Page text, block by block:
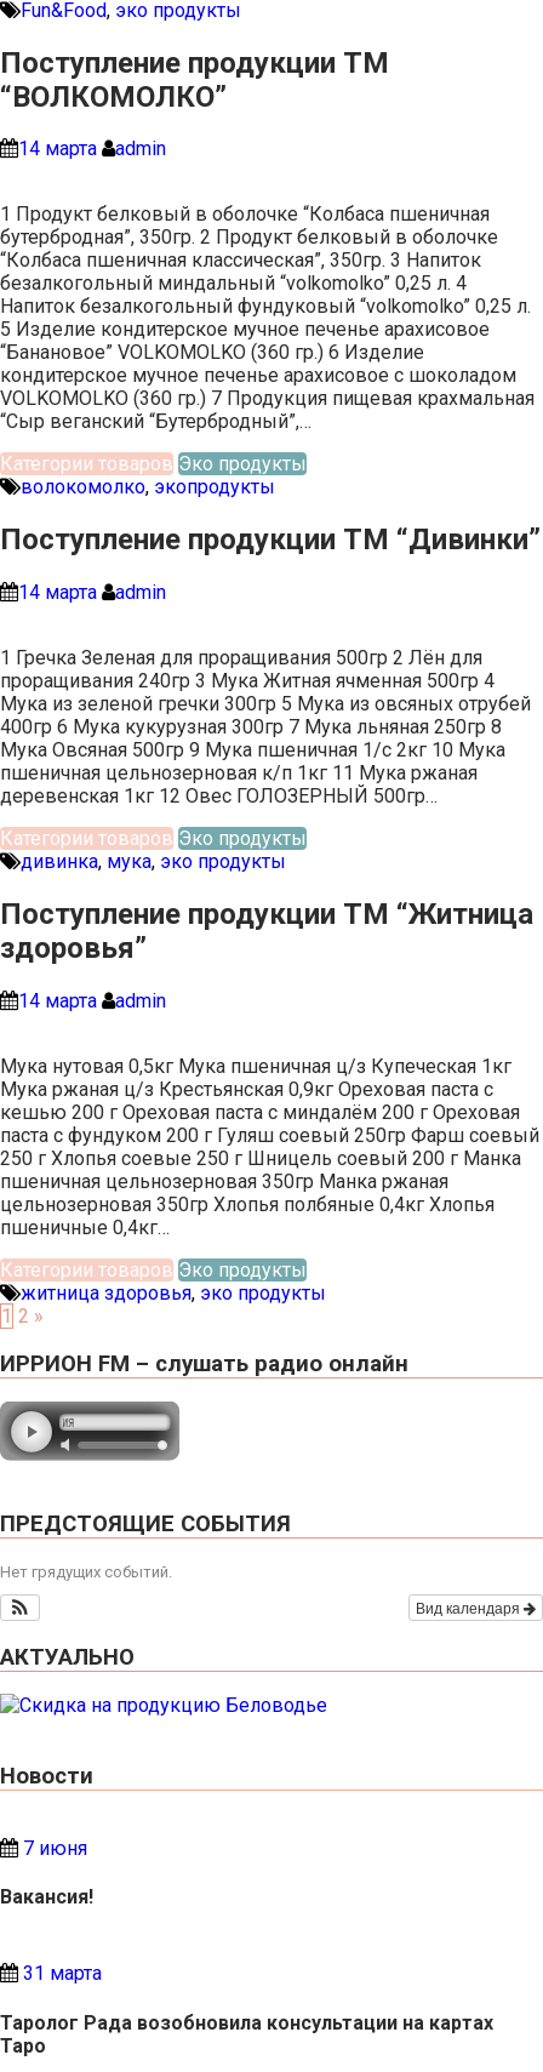
Fun&Food, эко продукты
Поступление продукции ТМ
“ВОЛКОМОЛКО”
14 марта admin
1 Продукт белковый в оболочке “Колбаса пшеничная
бутербродная”, 350гр. 2 Продукт белковый в оболочке
“Колбаса пшеничная классическая”, 350гр. 3 Напиток
безалкогольный миндальный “volkomolko” 0,25 л. 4
Напиток безалкогольный фундуковый “volkomolko” 0,25 л.
5 Изделие кондитерское мучное печенье арахисовое
“Банановое” VOLKOMOLKO (360 гр.) 6 Изделие
кондитерское мучное печенье арахисовое с шоколадом
VOLKOMOLKO (360 гр.) 7 Продукция пищевая крахмальная
“Сыр веганский “Бутербродный”,…
Категории товаров Эко продукты
волокомолко, экопродукты
Поступление продукции ТМ “Дивинки”
14 марта admin
1 Гречка Зеленая для проращивания 500гр 2 Лён для
проращивания 240гр 3 Мука Житная ячменная 500гр 4
Мука из зеленой гречки 300гр 5 Мука из овсяных отрубей
400гр 6 Мука кукурузная 300гр 7 Мука льняная 250гр 8
Мука Овсяная 500гр 9 Мука пшеничная 1/с 2кг 10 Мука
пшеничная цельнозерновая к/п 1кг 11 Мука ржаная
деревенская 1кг 12 Овес ГОЛОЗЕРНЫЙ 500гр…
Категории товаров Эко продукты
дивинка, мука, эко продукты
Поступление продукции ТМ “Житница
здоровья”
14 марта admin
Мука нутовая 0,5кг Мука пшеничная ц/з Купеческая 1кг
Мука ржаная ц/з Крестьянская 0,9кг Ореховая паста с
кешью 200 г Ореховая паста с миндалём 200 г Ореховая
паста с фундуком 200 г Гуляш соевый 250гр Фарш соевый
250 г Хлопья соевые 250 г Шницель соевый 200 г Манка
пшеничная цельнозерновая 350гр Манка ржаная
цельнозерновая 350гр Хлопья полбяные 0,4кг Хлопья
пшеничные 0,4кг…
Категории товаров Эко продукты
житница здоровья, эко продукты
1 2 »
ИРРИОН FM – слушать радио онлайн
ПРЕДСТОЯЩИЕ СОБЫТИЯ
Нет грядущих событий.
Вид календаря
АКТУАЛЬНО
Новости
7 июня
Вакансия!
31 марта
Таролог Рада возобновила консультации на картах
Таро